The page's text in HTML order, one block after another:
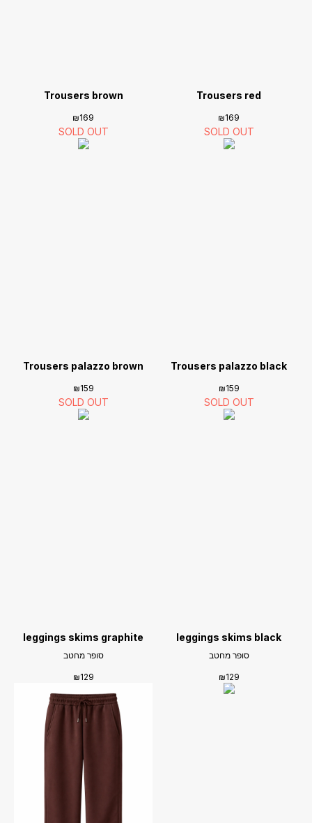
Trousers brown
₪169
Trousers red
₪169
Trousers palazzo brown
₪159
Trousers palazzo black
₪159
leggings skims graphite
סופר מחטב
₪129
leggings skims black
סופר מחטב
₪129